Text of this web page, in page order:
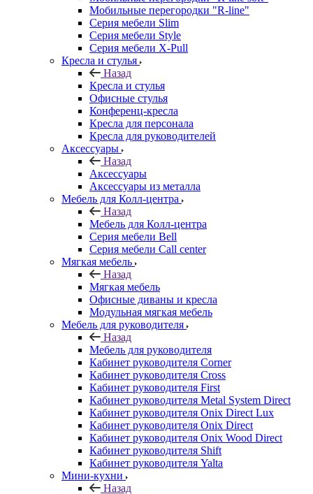
Мобильные перегородки "R-line"
Серия мебели Slim
Серия мебели Style
Серия мебели X-Pull
Кресла и стулья
Назад
Кресла и стулья
Офисные стулья
Конференц-кресла
Кресла для персонала
Кресла для руководителей
Аксессуары
Назад
Аксессуары
Аксессуары из металла
Мебель для Колл-центра
Назад
Мебель для Колл-центра
Серия мебели Bell
Серия мебели Call center
Мягкая мебель
Назад
Мягкая мебель
Офисные диваны и кресла
Модульная мягкая мебель
Мебель для руководителя
Назад
Мебель для руководителя
Кабинет руководителя Corner
Кабинет руководителя Cross
Кабинет руководителя First
Кабинет руководителя Metal System Direct
Кабинет руководителя Onix Direct Lux
Кабинет руководителя Onix Direct
Кабинет руководителя Onix Wood Direct
Кабинет руководителя Shift
Кабинет руководителя Yalta
Мини-кухни
Назад